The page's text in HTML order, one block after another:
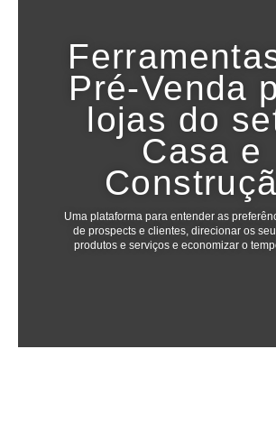
Pré-Venda
lojas do
Casa e
Uma plataforma para entender as
de prospects e clientes, direcionar os
produtos e serviços e economizar o